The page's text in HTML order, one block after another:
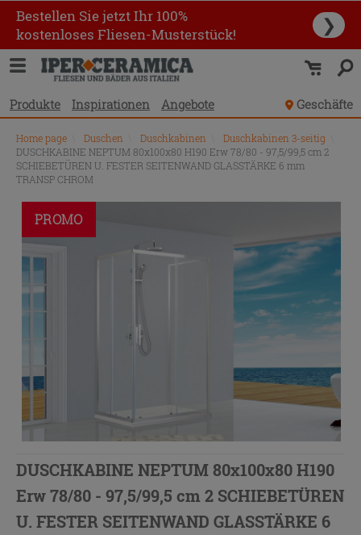
Bestellen Sie jetzt Ihr 100%
kostenloses Fliesen-Musterstück!
❯
Produkte Inspirationen Angebote Geschäfte
Home page Duschen Duschkabinen Duschkabinen 3-seitig
DUSCHKABINE NEPTUM 80x100x80 H190 Erw 78/80 - 97,5/99,5 cm 2
SCHIEBETÜREN U. FESTER SEITENWAND GLASSTÄRKE 6 mm
TRANSP CHROM
PROMO
DUSCHKABINE NEPTUM 80x100x80 H190
Erw 78/80 - 97,5/99,5 cm 2 SCHIEBETÜREN
U. FESTER SEITENWAND GLASSTÄRKE 6